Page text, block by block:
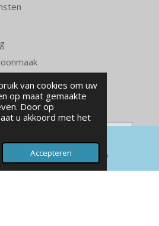
van cookies om uw
op maat gemaakte
Door op
u akkoord met het
Accepteren WhatsApp